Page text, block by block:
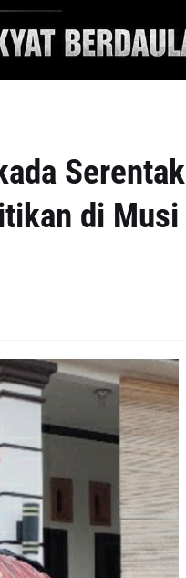
Serentak
di Musi